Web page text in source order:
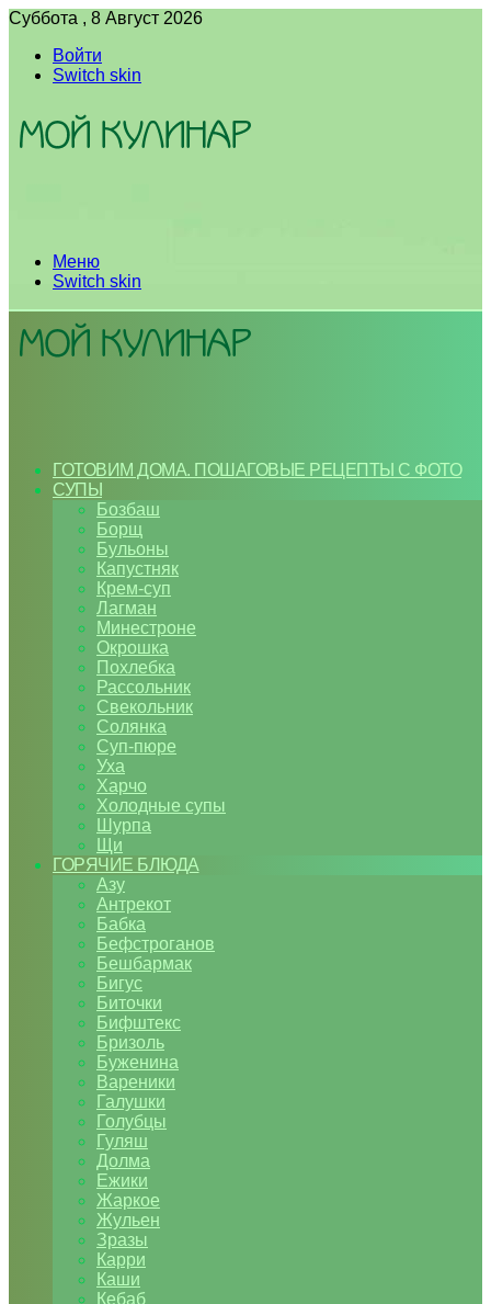
Суббота , 8 Август 2026
Войти
Switch skin
Меню
Switch skin
ГОТОВИМ ДОМА. ПОШАГОВЫЕ РЕЦЕПТЫ С ФОТО
СУПЫ
Бозбаш
Борщ
Бульоны
Капустняк
Крем-суп
Лагман
Минестроне
Окрошка
Похлебка
Рассольник
Свекольник
Солянка
Суп-пюре
Уха
Харчо
Холодные супы
Шурпа
Щи
ГОРЯЧИЕ БЛЮДА
Азу
Антрекот
Бабка
Бефстроганов
Бешбармак
Бигус
Биточки
Бифштекс
Бризоль
Буженина
Вареники
Галушки
Голубцы
Гуляш
Долма
Ежики
Жаркое
Жульен
Зразы
Карри
Каши
Кебаб